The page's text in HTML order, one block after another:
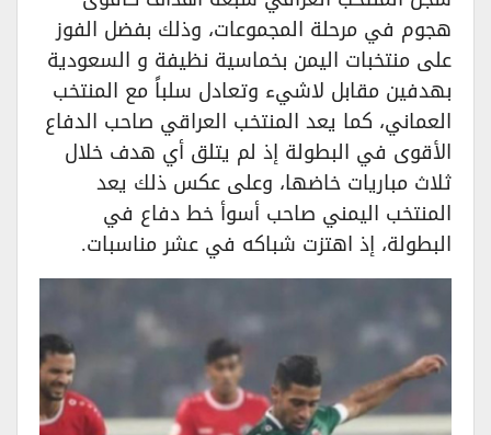
هجوم في مرحلة المجموعات، وذلك بفضل الفوز
على منتخبات اليمن بخماسية نظيفة و السعودية
بهدفين مقابل لاشيء وتعادل سلباً مع المنتخب
العماني، كما يعد المنتخب العراقي صاحب الدفاع
الأقوى في البطولة إذ لم يتلق أي هدف خلال
ثلاث مباريات خاضها، وعلى عكس ذلك يعد
المنتخب اليمني صاحب أسوأ خط دفاع في
البطولة، إذ اهتزت شباكه في عشر مناسبات.